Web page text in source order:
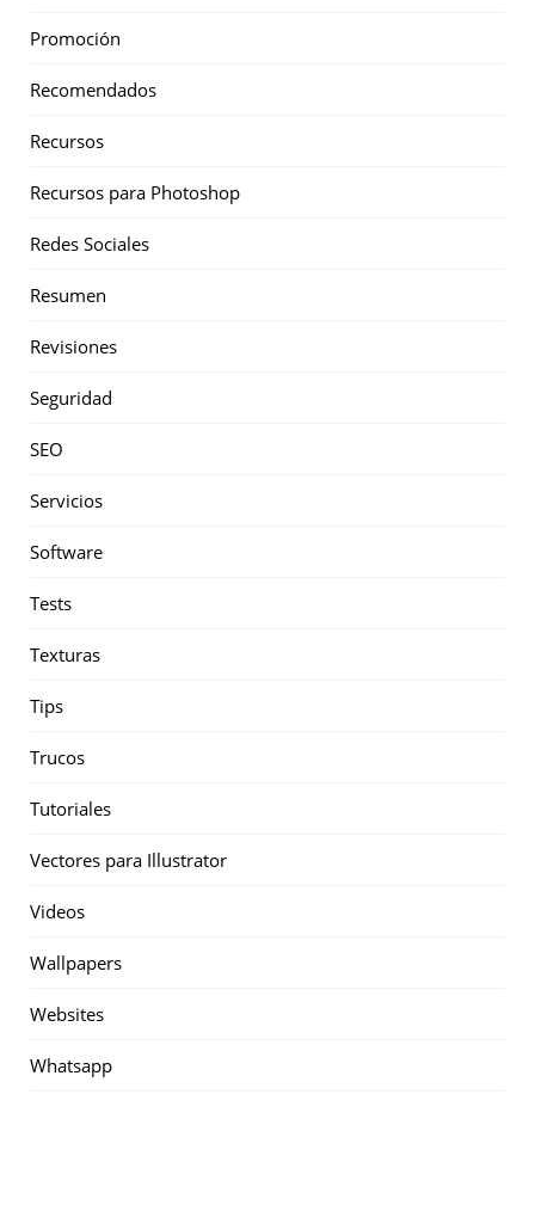
Promoción
Recomendados
Recursos
Recursos para Photoshop
Redes Sociales
Resumen
Revisiones
Seguridad
SEO
Servicios
Software
Tests
Texturas
Tips
Trucos
Tutoriales
Vectores para Illustrator
Videos
Wallpapers
Websites
Whatsapp